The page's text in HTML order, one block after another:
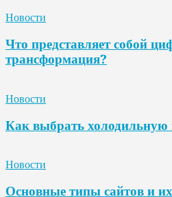
Новости
Что представляет собой
трансформация?
Новости
Как выбрать холодильную
Новости
Основные типы сайтов и